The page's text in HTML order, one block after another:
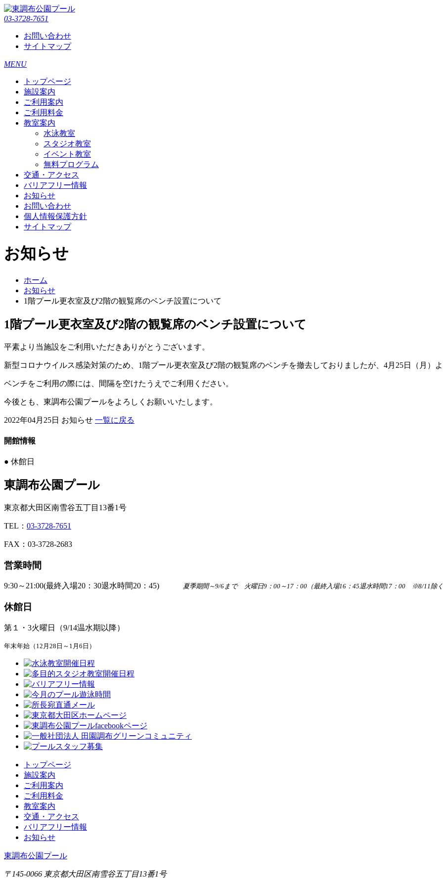
03-3728-7651
お問い合わせ
サイトマップ
MENU
トップページ
施設案内
ご利用案内
ご利用料金
教室案内
水泳教室
スタジオ教室
イベント教室
無料プログラム
交通・アクセス
バリアフリー情報
お知らせ
お問い合わせ
個人情報保護方針
サイトマップ
お知らせ
ホーム
お知らせ
1階プール更衣室及び2階の観覧席のベンチ設置について
1階プール更衣室及び2階の観覧席のベンチ設置について
平素より当施設をご利用いただきありがとうございます。
新型コロナウイルス感染対策のため、1階プール更衣室及び2階の観覧席のベンチを撤去しておりましたが、4月25日（月）
ベンチをご利用の際には、間隔を空けたうえでご利用ください。
今後とも、東調布公園プールをよろしくお願いいたします。
2022年04月25日 お知らせ 一覧に戻る
開館情報
● 休館日
東調布公園プール
東京都大田区南雪谷五丁目13番1号
TEL： 03-3728-7651
FAX：03-3728-2683
営業時間
9:30～21:00(最終入場20：30退水時間20：45) 夏季期間～9/6まで 火曜日9：00～17：00（最終入場16：45退水時間17
休館日
第１・3火曜日（9/14温水期以降）
年末年始（12月28日～1月6日）
トップページ
施設案内
ご利用案内
ご利用料金
教室案内
交通・アクセス
バリアフリー情報
お知らせ
東調布公園プール
〒145-0066 東京都大田区南雪谷五丁目13番1号